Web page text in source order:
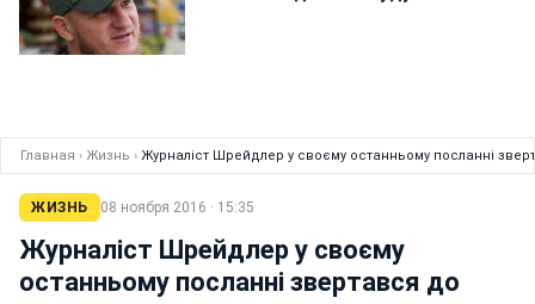
Главная › Жизнь › Журналіст Шрейдлер у своєму останньому посланні
ЖИЗНЬ 08 ноября 2016 · 15:35
Журналіст Шрейдлер у своєму
останньому посланні звертався до